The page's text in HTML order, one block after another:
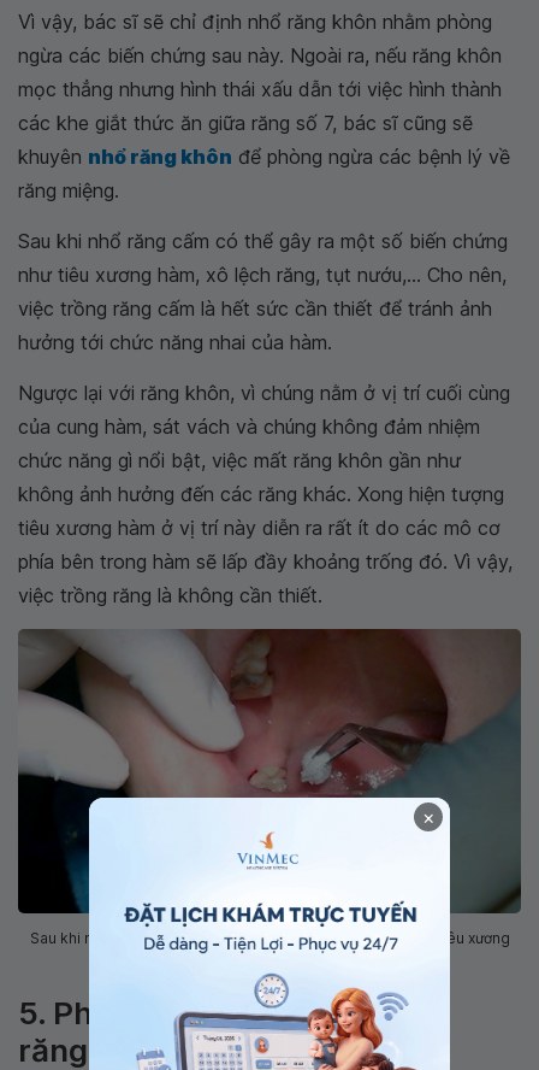
Vì vậy, bác sĩ sẽ chỉ định nhổ răng khôn nhằm phòng
ngừa các biến chứng sau này. Ngoài ra, nếu răng khôn
mọc thẳng nhưng hình thái xấu dẫn tới việc hình thành
các khe giắt thức ăn giữa răng số 7, bác sĩ cũng sẽ
khuyên nhổ răng khôn để phòng ngừa các bệnh lý về
răng miệng.
Sau khi nhổ răng cấm có thể gây ra một số biến chứng
như tiêu xương hàm, xô lệch răng, tụt nướu,... Cho nên,
việc trồng răng cấm là hết sức cần thiết để tránh ảnh
hưởng tới chức năng nhai của hàm.
Ngược lại với răng khôn, vì chúng nằm ở vị trí cuối cùng
của cung hàm, sát vách và chúng không đảm nhiệm
chức năng gì nổi bật, việc mất răng khôn gần như
không ảnh hưởng đến các răng khác. Xong hiện tượng
tiêu xương hàm ở vị trí này diễn ra rất ít do các mô cơ
phía bên trong hàm sẽ lấp đầy khoảng trống đó. Vì vậy,
việc trồng răng là không cần thiết.
Sau khi nhổ răng cấm có thể gây ra một số biến chứng như tiêu xương
5. Phòng ngừa các vấn đề về
răng
×